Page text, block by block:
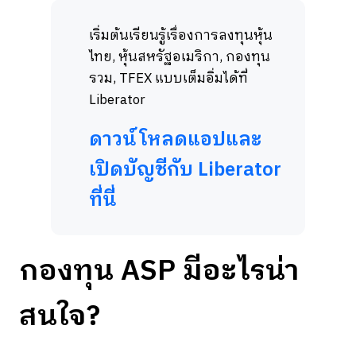
เริ่มต้นเรียนรู้เรื่องการลงทุนหุ้น
ไทย, หุ้นสหรัฐอเมริกา, กองทุน
รวม, TFEX แบบเต็มอิ่มได้ที่
Liberator
ดาวน์โหลดแอปและ
เปิดบัญชีกับ Liberator
ที่นี่
กองทุน ASP มีอะไรน่า
สนใจ?